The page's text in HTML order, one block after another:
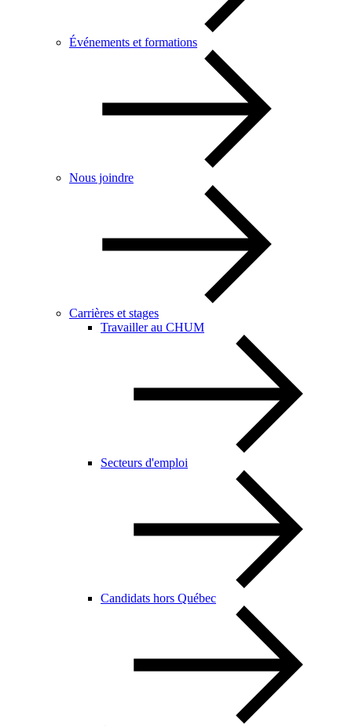
Événements et formations
Nous joindre
Carrières et stages
Travailler au CHUM
Secteurs d'emploi
Candidats hors Québec